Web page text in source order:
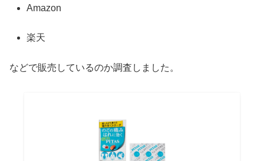
Amazon
楽天
などで販売しているのか調査しました。